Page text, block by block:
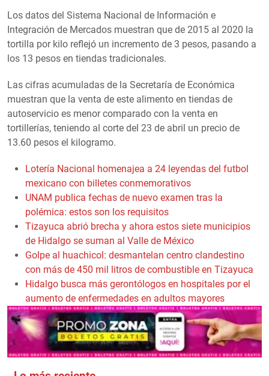
Los datos del Sistema Nacional de Información e
Integración de Mercados muestran que de 2015 al 2020 la
tortilla por kilo reflejó un incremento de 3 pesos, pasando a
los 13 pesos en tiendas tradicionales.
Las cifras acumuladas de la Secretaría de Económica
muestran que la venta de este alimento en tiendas de
autoservicio es menor comparado con la venta en
tortillerías, teniendo al corte del 23 de abril un precio de
13.60 pesos el kilogramo.
Lotería Nacional homenajea a 24 leyendas del futbol
mexicano con billetes conmemorativos
UNAM publica fechas de nuevo examen tras la
polémica: estos son los requisitos
Tizayuca abrió brecha y ahora estos siete municipios
de Hidalgo se suman al Valle de México
Golpe al huachicol: desmantelan centro clandestino
con más de 450 mil litros de combustible en Tizayuca
Hidalgo busca más gerontólogos en hospitales por el
aumento de enfermedades en adultos mayores